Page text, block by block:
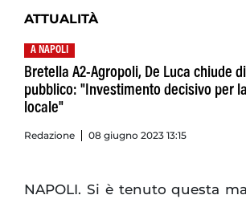
ATTUALITÀ
A NAPOLI
Bretella A2-Agropoli, De Luca chiude
pubblico: "Investimento decisivo per
locale"
Redazione 08 giugno 2023 13:15
NAPOLI. Si è tenuto questa